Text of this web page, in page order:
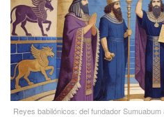
Reyes babilónicos: del fundador